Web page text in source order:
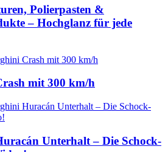
Polierpasten &
– Hochglanz für jede
mit 300 km/h
Unterhalt – Die Schock-